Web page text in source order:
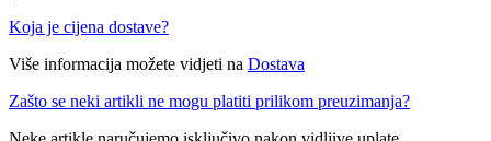
Koja je cijena dostave?
Više informacija možete vidjeti na Dostava
Zašto se neki artikli ne mogu platiti prilikom preuzimanja?